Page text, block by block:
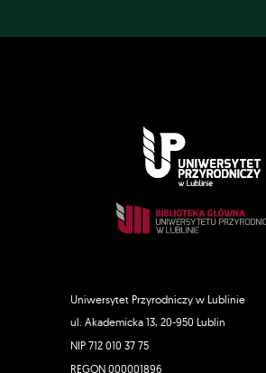
Uniwersytet Przyrodniczy w Lublinie
ul. Akademicka 13, 20-950 Lublin
NIP 712 010 37 75
REGON 000001896